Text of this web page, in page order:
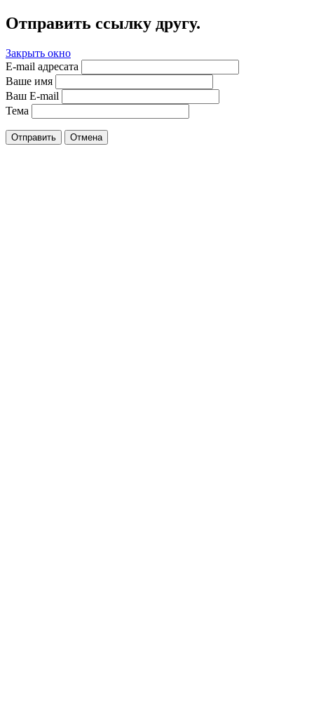
Отправить ссылку другу.
Закрыть окно
E-mail адресата
Ваше имя
Ваш E-mail
Тема
Отправить Отмена